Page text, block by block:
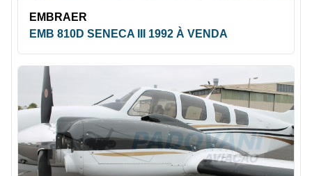
EMBRAER
EMB 810D SENECA III 1992 À VENDA